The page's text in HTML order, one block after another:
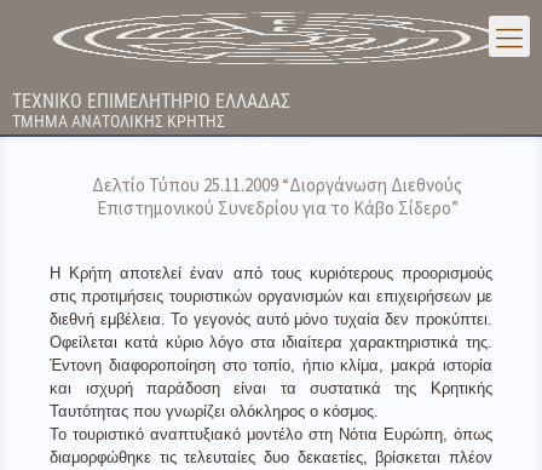
ΤΕΧΝΙΚΟ ΕΠΙΜΕΛΗΤΗΡΙΟ ΕΛΛΑΔΑΣ
ΤΜΗΜΑ ΑΝΑΤΟΛΙΚΗΣ ΚΡΗΤΗΣ
Δελτίο Τύπου 25.11.2009 “Διοργάνωση Διεθνούς
Επιστημονικού Συνεδρίου για το Κάβο Σίδερο”
Η Κρήτη αποτελεί έναν από τους κυριότερους προορισμούς
στις προτιμήσεις τουριστικών οργανισμών και επιχειρήσεων με
διεθνή εμβέλεια. Το γεγονός αυτό μόνο τυχαία δεν προκύπτει.
Οφείλεται κατά κύριο λόγο στα ιδιαίτερα χαρακτηριστικά της.
Έντονη διαφοροποίηση στο τοπίο, ήπιο κλίμα, μακρά ιστορία
και ισχυρή παράδοση είναι τα συστατικά της Κρητικής
Ταυτότητας που γνωρίζει ολόκληρος ο κόσμος.
Το τουριστικό αναπτυξιακό μοντέλο στη Νότια Ευρώπη, όπως
διαμορφώθηκε τις τελευταίες δυο δεκαετίες, βρίσκεται πλέον